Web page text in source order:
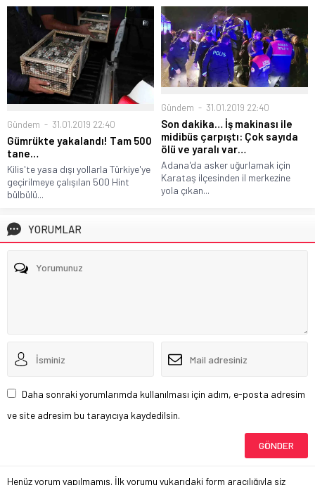
Gündem 31.01.2019 22:40
Gümrükte yakalandı! Tam 500
tane…
Kilis'te yasa dışı yollarla Türkiye'ye
geçirilmeye çalışılan 500 Hint
bülbülü...
Gündem 31.01.2019 22:40
Son dakika… İş makinası ile
midibüs çarpıştı: Çok sayıda
ölü ve yaralı var…
Adana'da asker uğurlamak için
Karataş ilçesinden il merkezine
yola çıkan...
YORUMLAR
Daha sonraki yorumlarımda kullanılması için adım, e-posta adresim
ve site adresim bu tarayıcıya kaydedilsin.
Henüz yorum yapılmamış. İlk yorumu yukarıdaki form aracılığıyla siz